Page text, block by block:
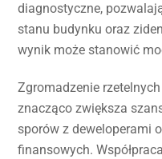
diagnostyczne,
stanu budynku oraz
wynik może stanowić
Zgromadzenie
znacząco zwiększa
sporów z deweloperami
finansowych.